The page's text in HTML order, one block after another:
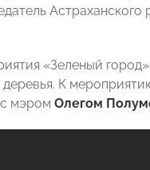
«Зеленый
К
мэром Олегом